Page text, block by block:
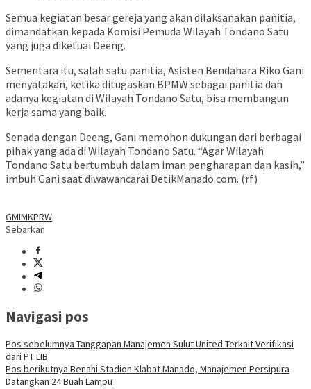
Semua kegiatan besar gereja yang akan dilaksanakan panitia,
dimandatkan kepada Komisi Pemuda Wilayah Tondano Satu
yang juga diketuai Deeng.
Sementara itu, salah satu panitia, Asisten Bendahara Riko Gani
menyatakan, ketika ditugaskan BPMW sebagai panitia dan
adanya kegiatan di Wilayah Tondano Satu, bisa membangun
kerja sama yang baik.
Senada dengan Deeng, Gani memohon dukungan dari berbagai
pihak yang ada di Wilayah Tondano Satu. “Agar Wilayah
Tondano Satu bertumbuh dalam iman pengharapan dan kasih,”
imbuh Gani saat diwawancarai DetikManado.com. (rf)
GMIMKPRW
Sebarkan
Navigasi pos
Pos sebelumnya Tanggapan Manajemen Sulut United Terkait Verifikasi
dari PT LIB
Pos berikutnya Benahi Stadion Klabat Manado, Manajemen Persipura
Datangkan 24 Buah Lampu